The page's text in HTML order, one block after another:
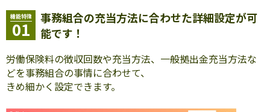
機能特徴
01
事務組合の充当方法に合わせた詳細設定が可
能です！
労働保険料の徴収回数や充当方法、一般拠出金充当方法な
どを事務組合の事情に合わせて、
きめ細かく設定できます。